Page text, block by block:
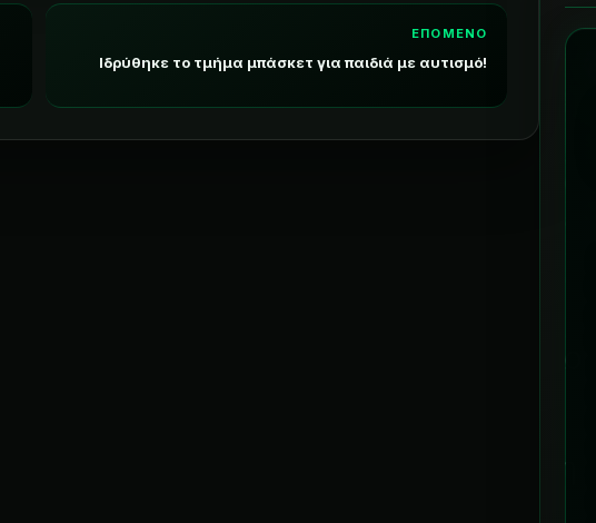
ΕΠΟΜΕΝΟ
Ιδρύθηκε το τμήμα μπάσκετ για παιδιά με αυτισμό!